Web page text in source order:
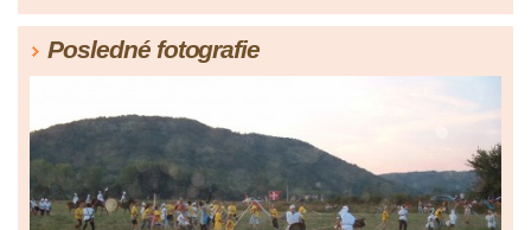
Posledné fotografie